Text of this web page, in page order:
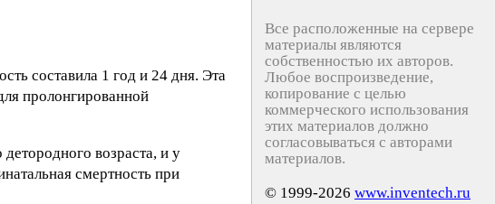
составила 1 год и 24 дня. Эта
пролонгированной
возраста, и у
смертность при
Все расположенные на сервере
материалы являются
собственностью их авторов.
Любое воспроизведение,
копирование с целью
коммерческого использования
этих материалов должно
согласовываться с авторами
материалов.
© 1999-2026 www.inventech.ru